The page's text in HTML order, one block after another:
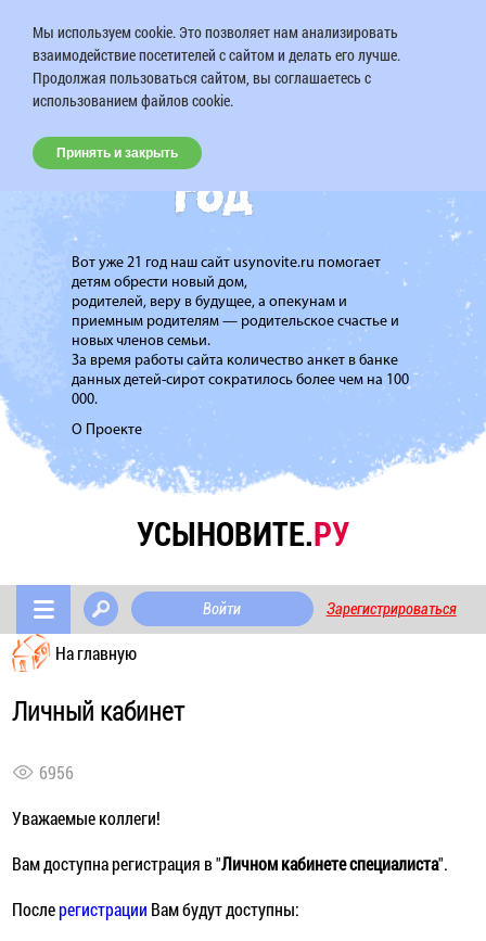
Вот уже 21 год наш сайт usynovite.ru помогает
детям обрести новый дом,
родителей, веру в будущее, а опекунам и
приемным родителям — родительское счастье и
новых членов семьи.
За время работы сайта количество анкет в банке
данных детей-сирот сократилось более чем на 100
000.
О Проекте
УСЫНОВИТЕ.РУ
Войти Зарегистрироваться
На главную
Личный кaбинет
6956
Уважаемые коллеги!
Вам доступна регистрация в "Личном кабинете специалиста".
Послерегистрации Вам будут доступны:
Мы используем cookie. Это позволяет нам анализировать
взаимодействие посетителей с сайтом и делать его лучше.
Продолжая пользоваться сайтом, вы соглашаетесь с
использованием файлов cookie.
Принять и закрыть